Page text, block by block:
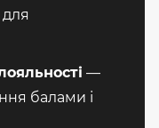
—
балами і